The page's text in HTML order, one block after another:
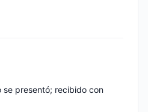
se presentó; recibido con